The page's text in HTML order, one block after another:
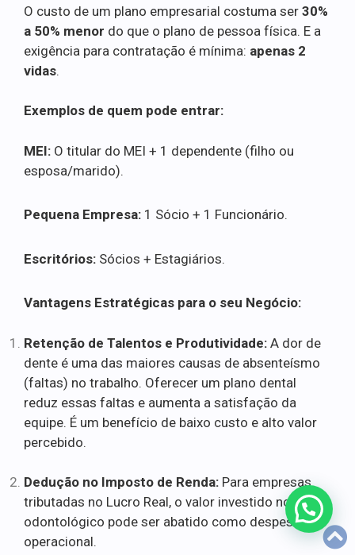
O custo de um plano empresarial costuma ser 30%
a 50% menor do que o plano de pessoa física. E a
exigência para contratação é mínima: apenas 2
vidas.
Exemplos de quem pode entrar:
MEI: O titular do MEI + 1 dependente (filho ou
esposa/marido).
Pequena Empresa: 1 Sócio + 1 Funcionário.
Escritórios: Sócios + Estagiários.
Vantagens Estratégicas para o seu Negócio:
Retenção de Talentos e Produtividade: A dor de
dente é uma das maiores causas de absenteísmo
(faltas) no trabalho. Oferecer um plano dental
reduz essas faltas e aumenta a satisfação da
equipe. É um benefício de baixo custo e alto valor
percebido.
Dedução no Imposto de Renda: Para empresas
tributadas no Lucro Real, o valor investido no plano
odontológico pode ser abatido como despesa
operacional.